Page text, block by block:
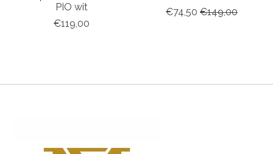
PIO wit
€119,00
€74,50 €149,00